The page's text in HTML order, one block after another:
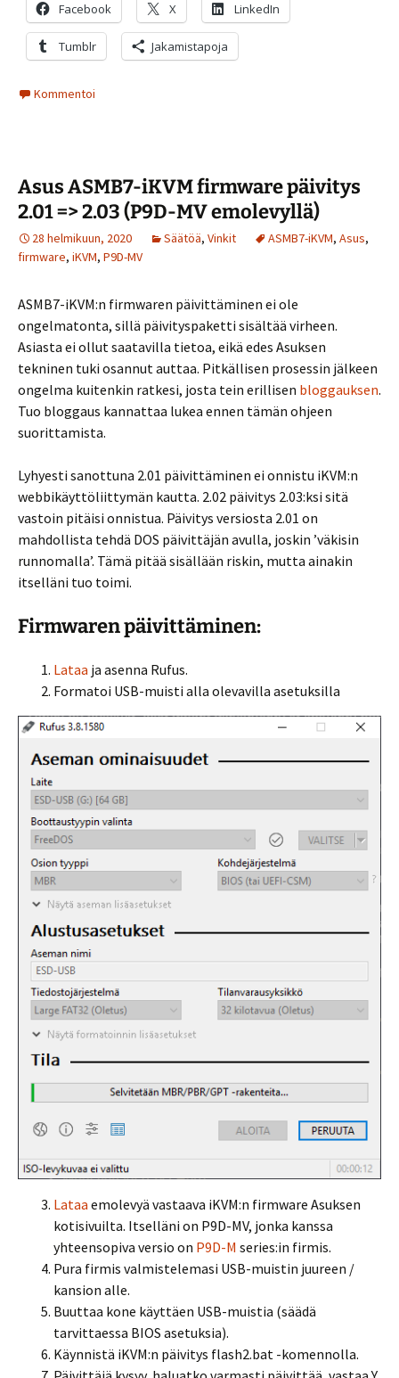
Facebook X LinkedIn
Tumblr Jakamistapoja
Kommentoi
Asus ASMB7-iKVM firmware päivitys
2.01 => 2.03 (P9D-MV emolevyllä)
28 helmikuun, 2020 Säätöä, Vinkit ASMB7-iKVM, Asus,
firmware, iKVM, P9D-MV
ASMB7-iKVM:n firmwaren päivittäminen ei ole
ongelmatonta, sillä päivityspaketti sisältää virheen.
Asiasta ei ollut saatavilla tietoa, eikä edes Asuksen
tekninen tuki osannut auttaa. Pitkällisen prosessin jälkeen
ongelma kuitenkin ratkesi, josta tein erillisen bloggauksen.
Tuo bloggaus kannattaa lukea ennen tämän ohjeen
suorittamista.
Lyhyesti sanottuna 2.01 päivittäminen ei onnistu iKVM:n
webbikäyttöliittymän kautta. 2.02 päivitys 2.03:ksi sitä
vastoin pitäisi onnistua. Päivitys versiosta 2.01 on
mahdollista tehdä DOS päivittäjän avulla, joskin ’väkisin
runnomalla’. Tämä pitää sisällään riskin, mutta ainakin
itselläni tuo toimi.
Firmwaren päivittäminen:
Lataa ja asenna Rufus.
Formatoi USB-muisti alla olevavilla asetuksilla
Lataa emolevyä vastaava iKVM:n firmware Asuksen
kotisivuilta. Itselläni on P9D-MV, jonka kanssa
yhteensopiva versio on P9D-M series:in firmis.
Pura firmis valmistelemasi USB-muistin juureen /
kansion alle.
Buuttaa kone käyttäen USB-muistia (säädä
tarvittaessa BIOS asetuksia).
Käynnistä iKVM:n päivitys flash2.bat -komennolla.